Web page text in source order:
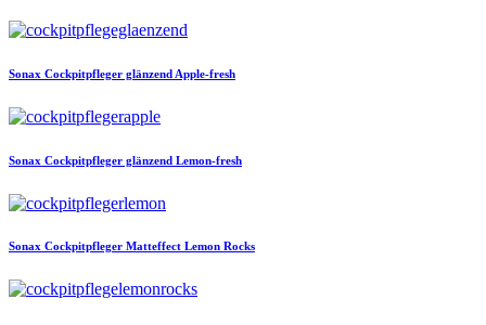
Sonax Cockpitpfleger glänzend Apple-fresh
Sonax Cockpitpfleger glänzend Lemon-fresh
Sonax Cockpitpfleger Matteffect Lemon Rocks